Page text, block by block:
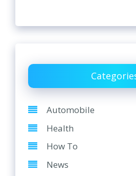
Automobile
Health
How To
News